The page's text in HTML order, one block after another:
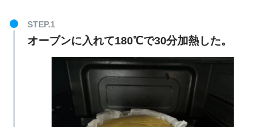
オーブンに入れて180℃で30分加熱した。